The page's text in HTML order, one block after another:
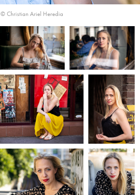
© Christian Ariel Heredia